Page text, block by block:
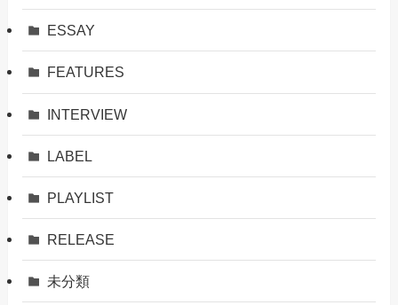
ESSAY
FEATURES
INTERVIEW
LABEL
PLAYLIST
RELEASE
未分類